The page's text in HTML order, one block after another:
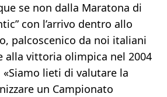
se non dalla Maratona di
con l’arrivo dentro allo
palcoscenico da noi italiani
alla vittoria olimpica nel 2004
lieti di valutare la
un Campionato